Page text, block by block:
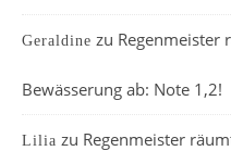
Geraldine zu Regenmeister
Bewässerung ab: Note 1,2!
Lilia zu Regenmeister